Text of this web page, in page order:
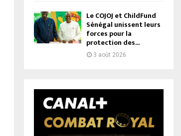
Le COJOJ et ChildFund
Sénégal unissent leurs
forces pour la
protection des...
3 août 2026